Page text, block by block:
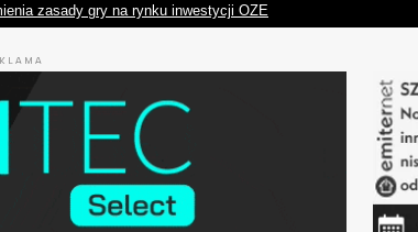
zasady gry na rynku inwestycji OZE